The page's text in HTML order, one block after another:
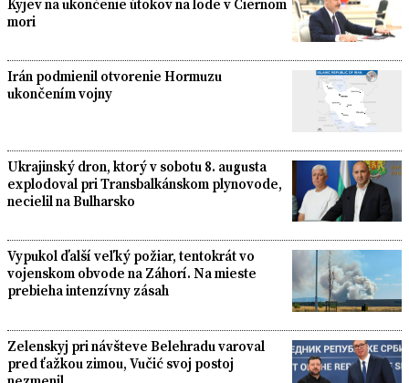
Kyjev na ukončenie útokov na lode v Čiernom
mori
Irán podmienil otvorenie Hormuzu
ukončením vojny
Ukrajinský dron, ktorý v sobotu 8. augusta
explodoval pri Transbalkánskom plynovode,
necielil na Bulharsko
Vypukol ďalší veľký požiar, tentokrát vo
vojenskom obvode na Záhorí. Na mieste
prebieha intenzívny zásah
Zelenskyj pri návšteve Belehradu varoval
pred ťažkou zimou, Vučić svoj postoj